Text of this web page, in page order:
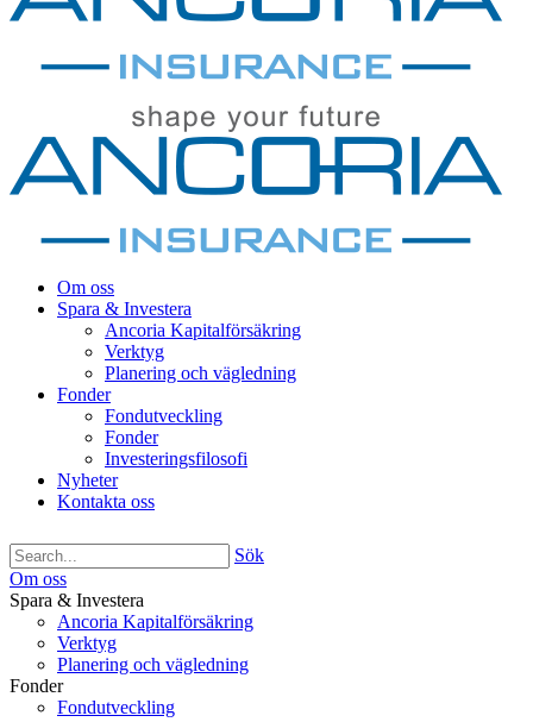
Om oss
Spara & Investera
Ancoria Kapitalförsäkring
Verktyg
Planering och vägledning
Fonder
Fondutveckling
Fonder
Investeringsfilosofi
Nyheter
Kontakta oss
Sök
Om oss
Spara & Investera
Ancoria Kapitalförsäkring
Verktyg
Planering och vägledning
Fonder
Fondutveckling